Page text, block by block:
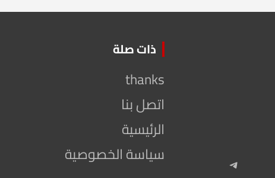
Telegram
ذات صلة
thanks
اتصل بنا
الرئيسية
سياسة الخصوصية